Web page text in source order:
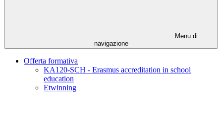
Menu di
navigazione
Offerta formativa
KA120-SCH - Erasmus accreditation in school
education
Etwinning